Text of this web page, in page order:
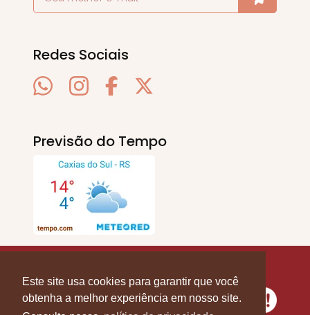
Este site usa cookies para garantir que você
obtenha a melhor experiência em nosso site.
Redes Sociais
Previsão do Tempo
Direitos Reservados.